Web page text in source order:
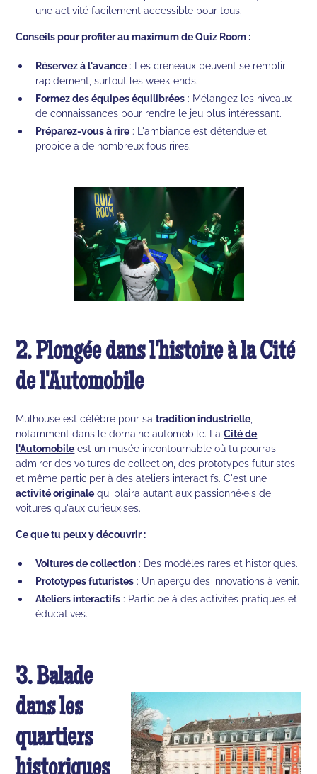
une activité facilement accessible pour tous.
Conseils pour profiter au maximum de Quiz Room :
Réservez à l'avance : Les créneaux peuvent se remplir
rapidement, surtout les week-ends.
Formez des équipes équilibrées : Mélangez les niveaux
de connaissances pour rendre le jeu plus intéressant.
Préparez-vous à rire : L'ambiance est détendue et
propice à de nombreux fous rires.
2. Plongée dans l'histoire à la Cité
de l'Automobile
Mulhouse est célèbre pour satradition industrielle
notamment dans le domaine automobile. LaCité de
l'Automobile est un musée incontournable où tu pourras
admirer des voitures de collection, des prototypes futuristes
et même participer à des ateliers interactifs. C'est une
activité originale qui plaira autant aux passionné·e·s de
voitures qu'aux curieux·ses.
Ce que tu peux y découvrir :
Voitures de collection : Des modèles rares et historiques.
Prototypes futuristes : Un aperçu des innovations à venir.
Ateliers interactifs : Participe à des activités pratiques et
éducatives.
3. Balade
dans les
quartiers